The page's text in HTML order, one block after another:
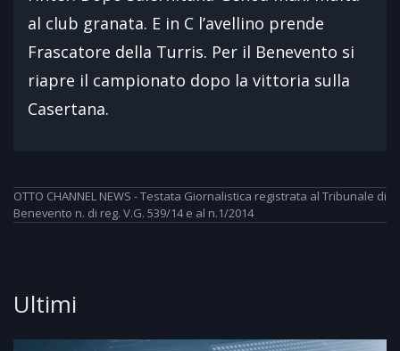
al club granata. E in C l’avellino prende
Frascatore della Turris. Per il Benevento si
riapre il campionato dopo la vittoria sulla
Casertana.
OTTO CHANNEL NEWS - Testata Giornalistica registrata al Tribunale di
Benevento n. di reg. V.G. 539/14 e al n.1/2014
Ultimi